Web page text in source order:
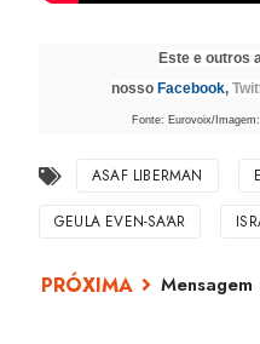
Este e outros
nosso Facebook,
Fonte: Eurovoix/
ASAF LIBERMAN
GEULA EVEN-SA'AR